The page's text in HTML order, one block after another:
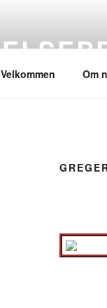
Velkommen Om